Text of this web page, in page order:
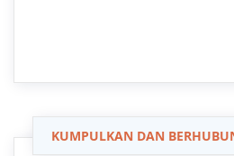
KUMPULKAN DAN